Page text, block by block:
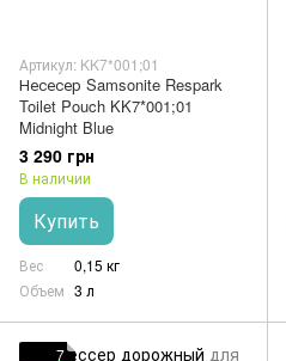
Артикул: KK7*001;01
Несесер Samsonite Respark
Toilet Pouch KK7*001;01
Midnight Blue
3 290 грн
В наличии
Купить
Вес
0,15 кг
Объем 3 л
7